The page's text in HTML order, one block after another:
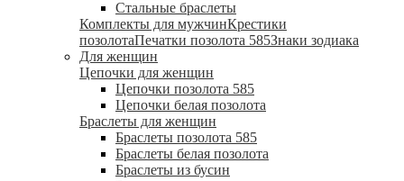
Стальные браслеты
Комплекты для мужчинКрестики
позолотаПечатки позолота 585Знаки зодиака
Для женщин
Цепочки для женщин
Цепочки позолота 585
Цепочки белая позолота
Браслеты для женщин
Браслеты позолота 585
Браслеты белая позолота
Браслеты из бусин